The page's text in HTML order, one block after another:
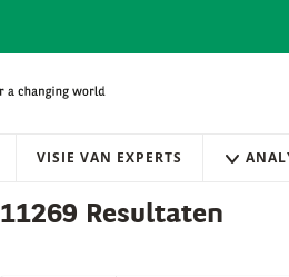
VISIE VAN EXPERTS
11269 Resultaten